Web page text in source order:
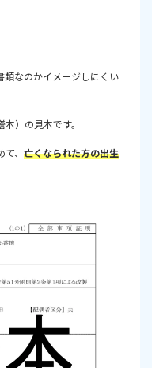
類なのかイメージしにくい
）の見本です。
、 亡くなられた方の出生